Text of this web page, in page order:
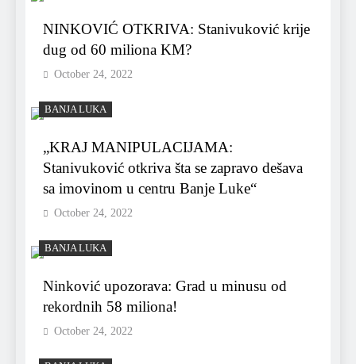
NINKOVIĆ OTKRIVA: Stanivuković krije
dug od 60 miliona KM?
October 24, 2022
BANJA LUKA
„KRAJ MANIPULACIJAMA:
Stanivuković otkriva šta se zapravo dešava
sa imovinom u centru Banje Luke“
October 24, 2022
BANJA LUKA
Ninković upozorava: Grad u minusu od
rekordnih 58 miliona!
October 24, 2022